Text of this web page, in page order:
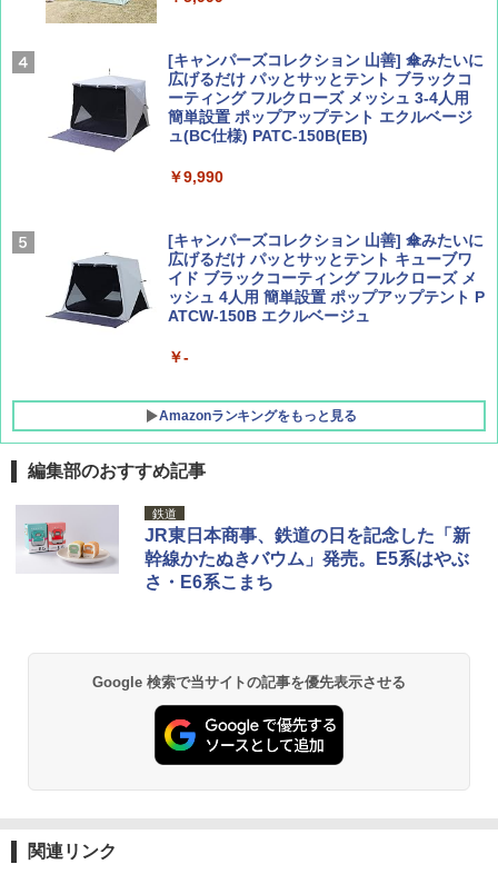
AIRLINE（エアライン）2026年9月号【特
集】ボーイング110周年を祝して！
￥1,760
￥2,277
新しい日本地理 地図・統計・移動から読み
解く (講談社現代新書)
￥1,540
[キャンパーズコレクション 山善] 傘みたいに
広げるだけ パッとサッとテント ブラックコ
ーティング フルクローズ メッシュ 3-4人用
簡単設置 ポップアップテント エクルベージ
ュ(BC仕様) PATC-150B(EB)
￥9,990
[キャンパーズコレクション 山善] 傘みたいに
広げるだけ パッとサッとテント キューブワ
イド ブラックコーティング フルクローズ メ
ッシュ 4人用 簡単設置 ポップアップテント P
ATCW-150B エクルベージュ
￥-
Amazonランキングをもっと見る
DEWEL パラソル 大型 ビーチ アウトドアパ
ラソル ガーデン サイトシート付 折りたたみ
防水 UVカット 4段階高さ調整 軽量 収納袋付
き
【日本企業販売】超強力クマ対策スプレー 30
0ml（連続噴射30秒）110ml（連続噴射15
秒）射程5～10m 安全ロック搭載 携帯収納袋
付き ヒグマ・イノシシ対策 自治体・教育機
関の購入実績 登山・キャンプ・アウトドア・
編集部のおすすめ記事
鉄道
JR東日本商事、鉄道の日を記念した「新
幹線かたぬきバウム」発売。E5系はやぶ
さ・E6系こまち
Google 検索で当サイトの記事を優先表示させる
関連リンク